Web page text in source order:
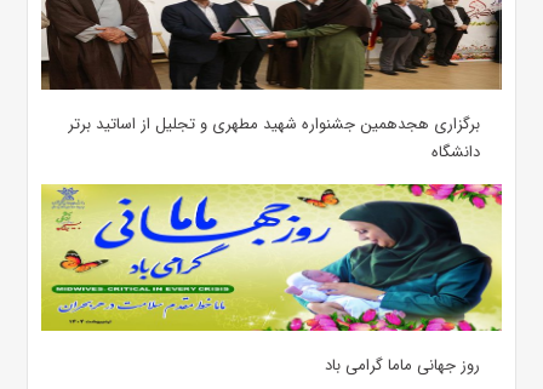
برگزاری هجدهمین جشنواره شهید مطهری و تجلیل از اساتید برتر
دانشگاه
روز جهانی ماما گرامی باد